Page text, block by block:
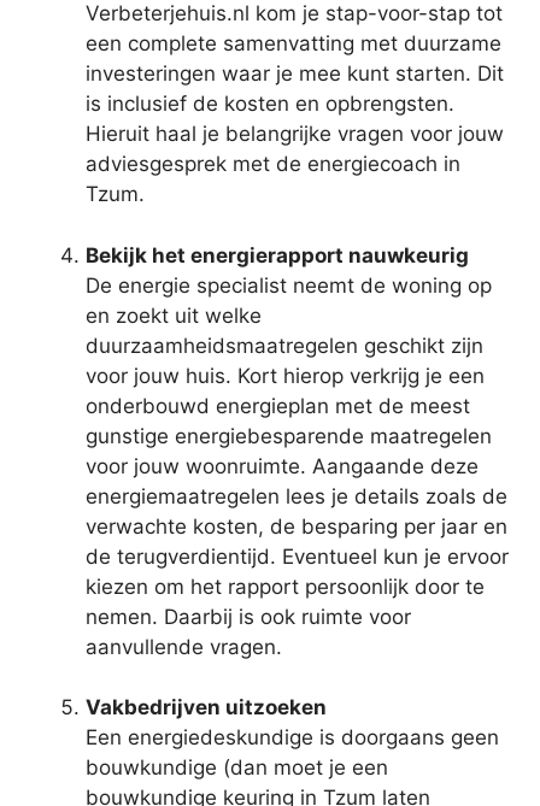
Verbeterjehuis.nl kom je stap-voor-stap tot
een complete samenvatting met duurzame
investeringen waar je mee kunt starten. Dit
is inclusief de kosten en opbrengsten.
Hieruit haal je belangrijke vragen voor jouw
adviesgesprek met de energiecoach in
Tzum.
Bekijk het energierapport nauwkeurig
De energie specialist neemt de woning op
en zoekt uit welke
duurzaamheidsmaatregelen geschikt zijn
voor jouw huis. Kort hierop verkrijg je een
onderbouwd energieplan met de meest
gunstige energiebesparende maatregelen
voor jouw woonruimte. Aangaande deze
energiemaatregelen lees je details zoals de
verwachte kosten, de besparing per jaar en
de terugverdientijd. Eventueel kun je ervoor
kiezen om het rapport persoonlijk door te
nemen. Daarbij is ook ruimte voor
aanvullende vragen.
Vakbedrijven uitzoeken
Een energiedeskundige is doorgaans geen
bouwkundige (dan moet je een
bouwkundige keuring in Tzum laten